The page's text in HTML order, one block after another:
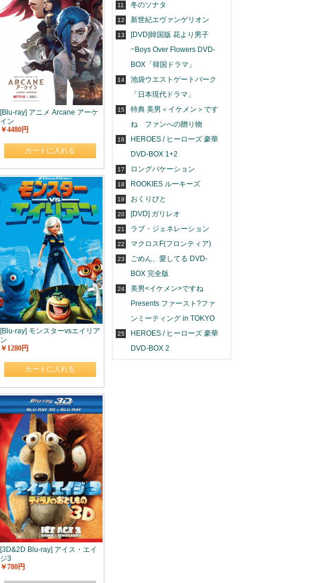
[Blu-ray] アニメ Arcane アーケ
イン
￥4480円
カートに入れる
[Blu-ray] モンスターvsエイリア
ン
￥1280円
カートに入れる
[3D&2D Blu-ray] アイス・エイ
ジ3
￥780円
11 冬のソナタ
12 新世紀エヴァンゲリオン
13
[DVD]韓国版 花より男子
~Boys Over Flowers DVD-
BOX「韓国ドラマ」
14
池袋ウエストゲートパーク
「日本現代ドラマ」
15
特典 美男＜イケメン＞です
ね ファンへの贈り物
16
HEROES / ヒーローズ 豪華
DVD-BOX 1+2
17 ロングバケーション
18 ROOKIES ルーキーズ
19 おくりびと
20 [DVD] ガリレオ
21 ラブ・ジェネレーション
22 マクロスF(フロンティア)
23
ごめん、愛してる DVD-
BOX 完全版
24
美男<イケメン>ですね
Presents ファースト?ファ
ンミーティング in TOKYO
25
HEROES / ヒーローズ 豪華
DVD-BOX 2